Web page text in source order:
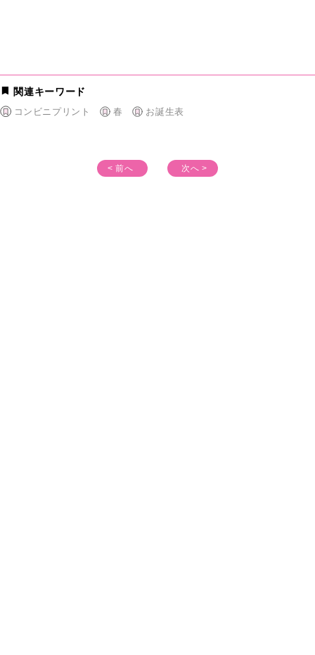
関連キーワード
コンビニプリント 春 お誕生表
< 前へ 次へ >